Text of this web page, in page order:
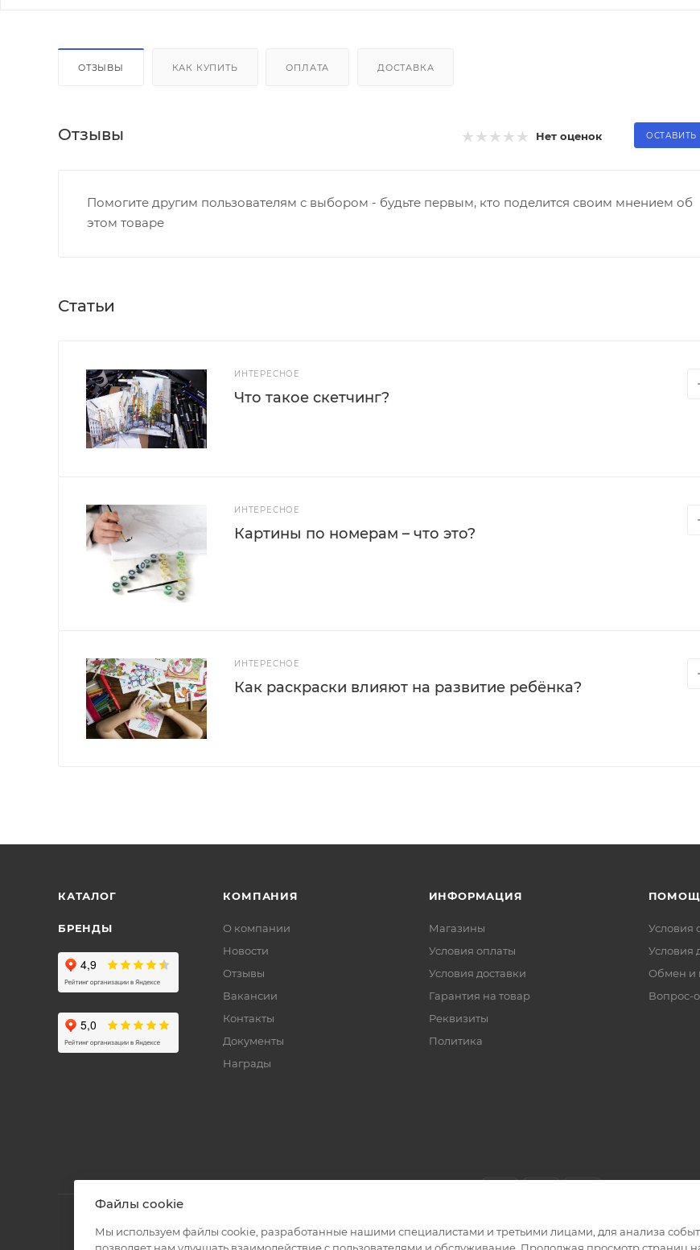
ОТЗЫВЫ КАК КУПИТЬ ОПЛАТА ДОСТАВКА
Отзывы Нет оценок ОСТАВИТЬ
Помогите другим пользователям с выбором - будьте первым, кто поделится своим мнением об
этом товаре
Статьи
ИНТЕРЕСНОЕ
Что такое скетчинг?
ИНТЕРЕСНОЕ
Картины по номерам – что это?
ИНТЕРЕСНОЕ
Как раскраски влияют на развитие ребёнка?
КАТАЛОГ
БРЕНДЫ
КОМПАНИЯ
О компании
Новости
Отзывы
Вакансии
Контакты
Документы
Награды
ИНФОРМАЦИЯ
Магазины
Условия оплаты
Условия доставки
Гарантия на товар
Реквизиты
Политика
Условия
Условия
Обмен и
Вопрос-
Файлы cookie
Мы используем файлы cookie, разработанные нашими специалистами и третьими лицами, для анализа